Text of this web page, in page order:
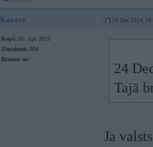
Karavs 24. Dec 2024,
Kopš: 05. Apr 2019
Ziņojumi: 884
Braucu ar:
24
Tajā
Ja